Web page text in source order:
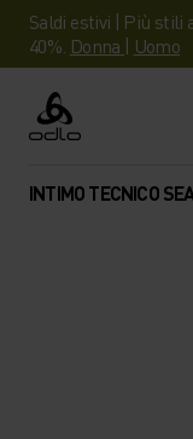
Saldi estivi | Più stili
40%. Donna | Uomo
Odlo
INTIMO TECNICO